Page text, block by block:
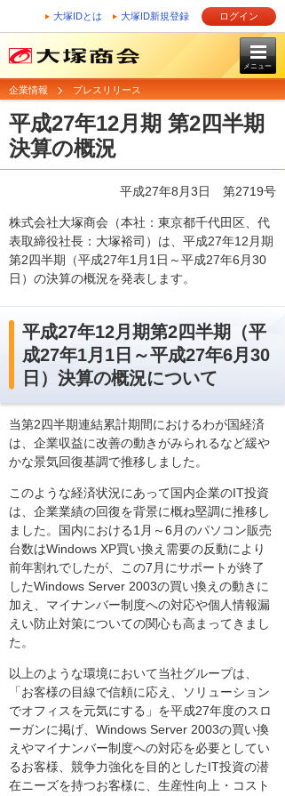
大塚IDとは 大塚ID新規登録 ログイン
メニュー
企業情報 プレスリリース
平成27年12月期 第2四半期
決算の概況
平成27年8月3日 第2719号
株式会社大塚商会（本社：東京都千代田区、代
表取締役社長：大塚裕司）は、平成27年12月期
第2四半期（平成27年1月1日～平成27年6月30
日）の決算の概況を発表します。
平成27年12月期第2四半期（平
成27年1月1日～平成27年6月30
日）決算の概況について
当第2四半期連結累計期間におけるわが国経済
は、企業収益に改善の動きがみられるなど緩や
かな景気回復基調で推移しました。
このような経済状況にあって国内企業のIT投資
は、企業業績の回復を背景に概ね堅調に推移し
ました。国内における1月～6月のパソコン販売
台数はWindows XP買い換え需要の反動により
前年割れでしたが、この7月にサポートが終了
したWindows Server 2003の買い換えの動きに
加え、マイナンバー制度への対応や個人情報漏
えい防止対策についての関心も高まってきまし
た。
以上のような環境において当社グループは、
「お客様の目線で信頼に応え、ソリューション
でオフィスを元気にする」を平成27年度のスロ
ーガンに掲げ、Windows Server 2003の買い換
えやマイナンバー制度への対応を必要としてい
るお客様、競争力強化を目的としたIT投資の潜
在ニーズを持つお客様に、生産性向上・コスト